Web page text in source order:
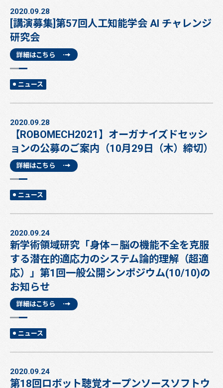
2020.09.28
[講演募集]第57回人工知能学会 AI チャレンジ
研究会
詳細はこちら
ニュース
2020.09.28
【ROBOMECH2021】オーガナイズドセッシ
ョンの公募のご案内（10月29日（木）締切）
詳細はこちら
ニュース
2020.09.24
新学術領域研究「身体－脳の機能不全を克服
する潜在的適応力のシステム論的理解（超適
応）」第1回一般公開シンポジウム(10/10)の
お知らせ
詳細はこちら
ニュース
2020.09.24
第18回ロボット聴覚オープンソースソフトウ